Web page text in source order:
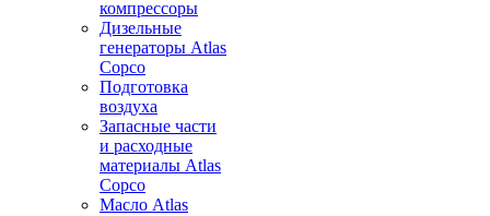
компрессоры
Дизельные
генераторы Atlas
Copco
Подготовка
воздуха
Запасные части
и расходные
материалы Atlas
Copco
Масло Atlas